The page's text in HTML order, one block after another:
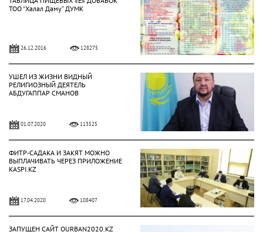
ТОО “Халал Даму” ДУМК
26.12.2016 128275
УШЕЛ ИЗ ЖИЗНИ ВИДНЫЙ
РЕЛИГИОЗНЫЙ ДЕЯТЕЛЬ
АБДУГАППАР СМАНОВ
01.07.2020 113525
ФИТР-САДАКА И ЗАКЯТ МОЖНО
ВЫПЛАЧИВАТЬ ЧЕРЕЗ ПРИЛОЖЕНИЕ
KASPI.KZ
17.04.2020 108407
ЗАПУЩЕН САЙТ QURBAN2020.KZ